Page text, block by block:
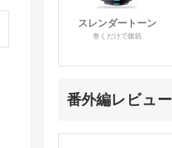
スレンダートーン
巻くだけで腹筋
番外編レビュー